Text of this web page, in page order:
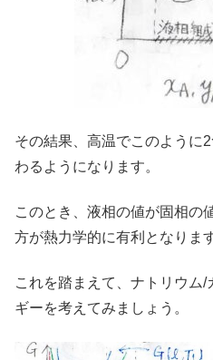
その結果、高温でこのように
わるようになります。
このとき、液相の値が固相の
方が熱力学的に有利となります
これを踏まえて、ナトリウム
ギーを考えてみましょう。